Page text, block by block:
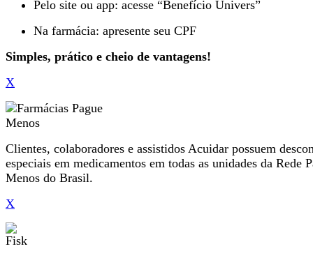
Pelo site ou app: acesse “Benefício Univers”
Na farmácia: apresente seu CPF
Simples, prático e cheio de vantagens!
X
Clientes, colaboradores e assistidos Acuidar possuem
especiais em medicamentos em todas as unidades da Rede
Menos do Brasil.
X